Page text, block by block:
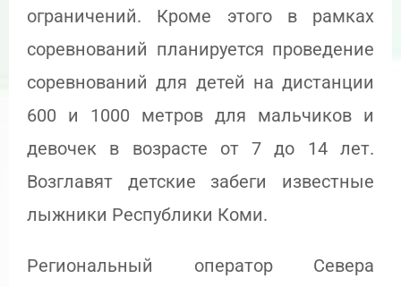
ограничений. Кроме этого в рамках
соревнований планируется проведение
соревнований для детей на дистанции
600 и 1000 метров для мальчиков и
девочек в возрасте от 7 до 14 лет.
Возглавят детские забеги известные
лыжники Республики Коми.
Региональный оператор Севера